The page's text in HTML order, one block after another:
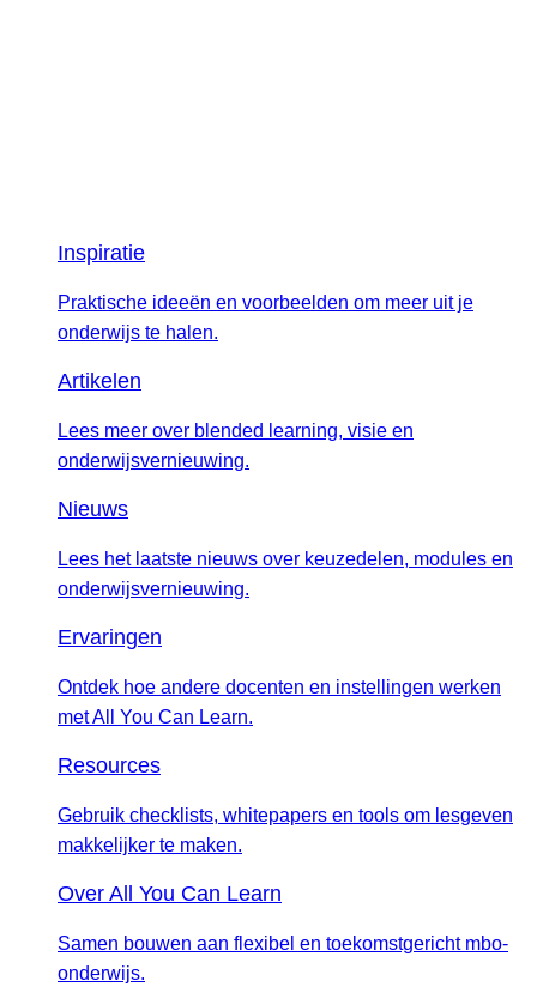
Inspiratie
Praktische ideeën en voorbeelden om meer uit je
onderwijs te halen.
Artikelen
Lees meer over blended learning, visie en
onderwijsvernieuwing.
Nieuws
Lees het laatste nieuws over keuzedelen, modules en
onderwijsvernieuwing.
Ervaringen
Ontdek hoe andere docenten en instellingen werken
met All You Can Learn.
Resources
Gebruik checklists, whitepapers en tools om lesgeven
makkelijker te maken.
Over All You Can Learn
Samen bouwen aan flexibel en toekomstgericht mbo-
onderwijs.